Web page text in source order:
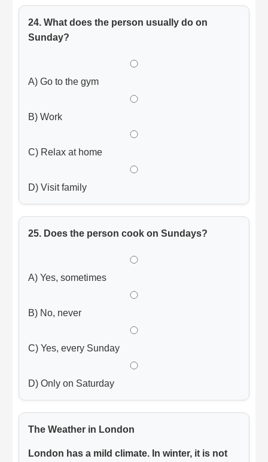
24. What does the person usually do on
Sunday?
A) Go to the gym
B) Work
C) Relax at home
D) Visit family
25. Does the person cook on Sundays?
A) Yes, sometimes
B) No, never
C) Yes, every Sunday
D) Only on Saturday
The Weather in London
London has a mild climate. In winter, it is not